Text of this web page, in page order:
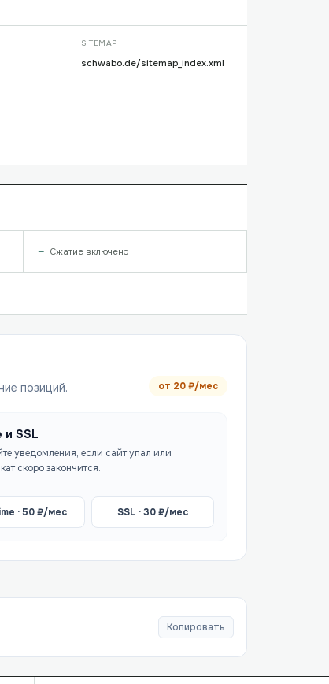
SITEMAP
schwabo.de/sitemap_index.xml
Сжатие включено
позиций. от 20₽/мес
и SSL
уведомления, если сайт упал или
скоро закончится.
·50₽/мес SSL ·30₽/мес
Копировать